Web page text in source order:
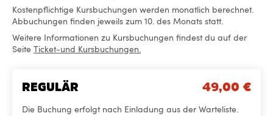
Kostenpflichtige Kursbuchungen werden monatlich berechnet.
Abbuchungen finden jeweils zum 10. des Monats statt.
Weitere Informationen zu Kursbuchungen findest du auf der
Seite Ticket-und Kursbuchungen.
REGULÄR 49,00 €
Die Buchung erfolgt nach Einladung aus der Warteliste.